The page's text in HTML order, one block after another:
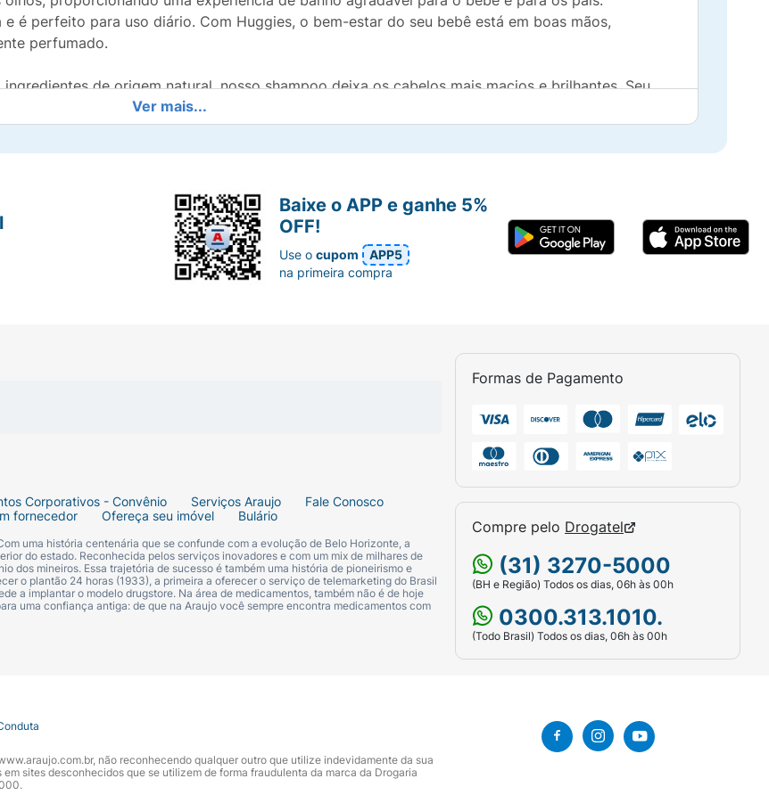
é perfeito para uso diário. Com Huggies, o bem-estar do seu bebê está em boas mãos,
perfumado.
de origem natural, nosso shampoo deixa os cabelos mais macios e brilhantes. Seu
mais suave com um brilho natural. Sua fórmula suave e delicada ajuda a nutrir e cuidar dos
e hipoalergênica garante um banho agradável, evitando irritações nos olhos e na pele do seu
especialmente desenvolvido para peles sensíveis, proporciona uma limpeza profunda sem
você confia graças aos seus produtos de alta qualidade pensados para garantir a segurança, o
do seu crescimento.
Ver mais...
Corporativos - Convênio Serviços Araujo
Fale Conosco
fornecedor Ofereça seu imóvel Bulário
uma história centenária que se confunde com a evolução de Belo Horizonte, a
do estado. Reconhecida pelos serviços inovadores e com um mix de milhares de
dos mineiros. Essa trajetória de sucesso é também uma história de pioneirismo e
o plantão 24 horas (1933), a primeira a oferecer o serviço de telemarketing do Brasil
a implantar o modelo drugstore. Na área de medicamentos, também não é de hoje
uma confiança antiga: de que na Araujo você sempre encontra medicamentos com
Formas de Pagamento
Compre pelo Drogatel
(31) 3270-5000
(BH e Região) Todos os dias, 06h às 00h
0300.313.1010.
(Todo Brasil) Todos os dias, 06h às 00h
Baixe o APP e ganhe 5%
OFF!
Use ocupom
APP5
na primeira compra
não reconhecendo qualquer outro que utilize indevidamente da sua
sites desconhecidos que se utilizem de forma fraudulenta da marca da Drogaria